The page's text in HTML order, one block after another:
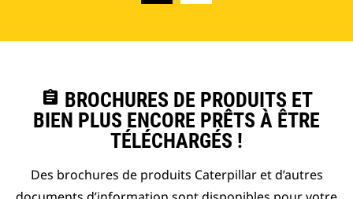
assignment BROCHURES DE PRODUITS ET
BIEN PLUS ENCORE PRÊTS À ÊTRE
TÉLÉCHARGÉS !
Des brochures de produits Caterpillar et d’autres